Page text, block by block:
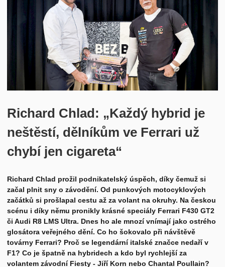
TCR Eastern Europe
Clio Cup Bohemia
Kontakt
Richard Chlad: „Každý hybrid je
neštěstí, dělníkům ve Ferrari už
chybí jen cigareta“
Richard Chlad prožil podnikatelský úspěch, díky čemuž si
začal plnit sny o závodění. Od punkových motocyklových
začátků si prošlapal cestu až za volant na okruhy. Na českou
scénu i díky němu pronikly krásné speciály Ferrari F430 GT2
či Audi R8 LMS Ultra. Dnes ho ale mnozí vnímají jako ostrého
glosátora veřejného dění. Co ho šokovalo při návštěvě
továrny Ferrari? Proč se legendární italské značce nedaří v
F1? Co je špatně na hybridech a kdo byl rychlejší za
volantem závodní Fiesty - Jiří Korn nebo Chantal Poullain?